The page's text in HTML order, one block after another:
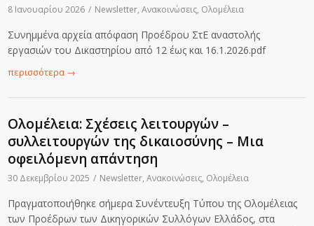
8 Ιανουαρίου 2026 / Newsletter,Ανακοινώσεις, Ολομέλεια
Συνημμένα αρχεία απόφαση Προέδρου ΣτΕ αναστολής
εργασιών του Δικαστηρίου από 12 έως και 16.1.2026.pdf
περισσότερα →
Ολομέλεια: Σχέσεις λειτουργών –
συλλειτουργών της δικαιοσύνης – Μια
οφειλόμενη απάντηση
30 Δεκεμβρίου 2025 / Newsletter,Ανακοινώσεις, Ολομέλεια
Πραγματοποιήθηκε σήμερα Συνέντευξη Τύπου της Ολομέλειας
των Προέδρων των Δικηγορικών Συλλόγων Ελλάδος, στα